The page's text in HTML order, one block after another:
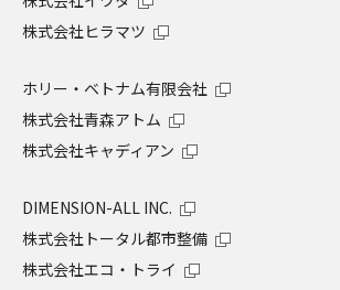
株式会社ヒラマツ
ホリー・ベトナム有限会社
株式会社青森アトム
株式会社キャディアン
DIMENSION-ALL INC.
株式会社トータル都市整備
株式会社エコ・トライ